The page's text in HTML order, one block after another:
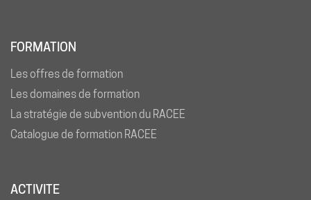
FORMATION
Les offres de formation
Les domaines de formation
La stratégie de subvention du RACEE
Catalogue de formation RACEE
ACTIVITE